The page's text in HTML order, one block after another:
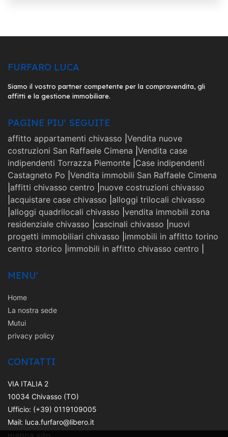
FURFARO LUCA
Siamo il vostro partner competente per la compravendita, gli
affitti e la gestione immobiliare.
PAGINE PIU' SEGUITE
affitto appartamenti chivasso Vendita nuove
costruzioni San Raffaele Cimena Vendita case
indipendenti Torrazza Piemonte Case indipendenti
Castagneto Po Vendita immobili San Raffaele Cimena
affitti chivasso centro nuove costruzioni chivasso
acquistare case chivasso alloggi trilocali chivasso
alloggi quadrilocali chivasso vendita immobili zona
residenziale chivasso cascinali chivasso nuovi
progetti immobiliari chivasso immobili in affitto torino
centro storico immobili in affitto chivasso centro
MENU'
Home
La nostra sede
Mutui
privacy policy
CONTATTI
VIA ITALIA 2
10034 Chivasso (TO)
Ufficio: (+39) 0119109005
Mail: luca.furfaro@libero.it